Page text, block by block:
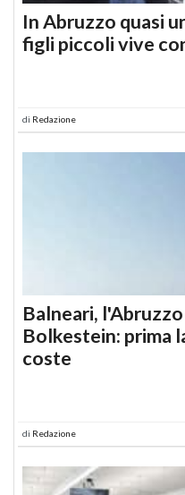
In Abruzzo quasi
figli piccoli vive
di Redazione
Balneari,
Bolkestein: prima
coste
di Redazione